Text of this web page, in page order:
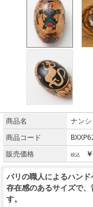
商品名
ナン
商品コード
販売価格
バリの職人によるハンド
存在感のあるサイズで
す。